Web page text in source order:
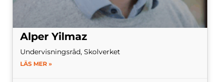
Alper Yilmaz
Undervisningsråd, Skolverket
LÄS MER »